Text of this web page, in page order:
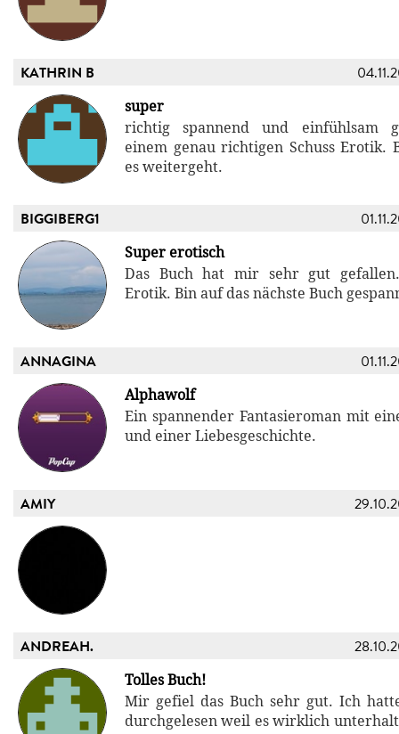
KATHRIN B
super
richtig spannend und einfühlsam
einem genau richtigen Schuss Erotik.
es weitergeht.
BIGGIBERG1
Super erotisch
Das Buch hat mir sehr gut
Erotik. Bin auf das nächste Buch
ANNAGINA
Alphawolf
Ein spannender Fantasieroman mit
und einer Liebesgeschichte.
AMIY
ANDREAH.
Tolles Buch!
Mir gefiel das Buch sehr gut. Ich
durchgelesen weil es wirklich